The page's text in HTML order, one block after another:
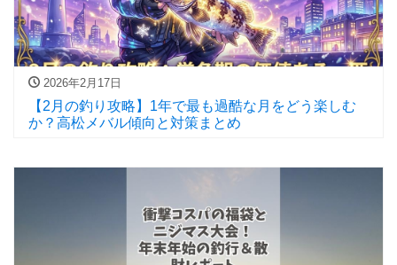
2026年2月17日
【2月の釣り攻略】1年で最も過酷な月をどう楽しむ
か？高松メバル傾向と対策まとめ